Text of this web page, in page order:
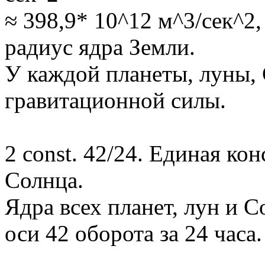
≈ 398,9* 10^12 м^3/сек^2,
радиус ядра Земли.
У каждой планеты, луны,
гравитационной силы.
2 const. 42/24. Единая
Солнца.
Ядра всех планет, лун и
оси 42 оборота за 24 часа.